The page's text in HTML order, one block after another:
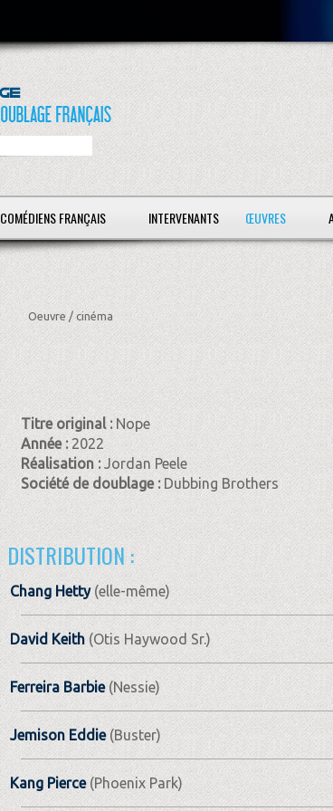
COMÉDIENS FRANÇAIS INTERVENANTS ŒUVRES
Oeuvre / cinéma
Titre original :Nope
Année :2022
Réalisation :Jordan Peele
Société de doublage :Dubbing Brothers
DISTRIBUTION :
Chang Hetty(elle-même)
David Keith(Otis Haywood Sr.)
Ferreira Barbie(Nessie)
Jemison Eddie(Buster)
Kang Pierce(Phoenix Park)